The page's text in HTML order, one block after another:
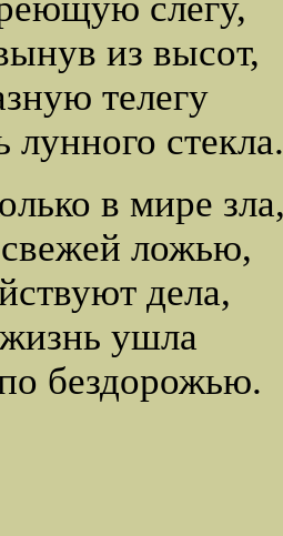
из высот,
телегу
лунного стекла.
в мире
свежей ложью,
дела,
ушла
бездорожью.